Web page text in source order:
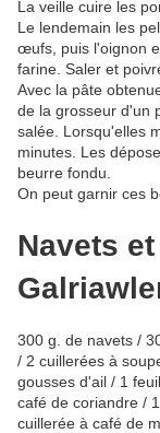
La veille cuire les
Le lendemain les
œufs, puis l'oignon
farine. Saler et
Avec la pâte
de la grosseur d'un
salée. Lorsqu'elles
minutes. Les
beurre fondu.
On peut garnir ces
Navets
300 g. de navets /
/ 2 cuillerées à
gousses d'ail / 1
café de coriandre /
cuillerée à café de